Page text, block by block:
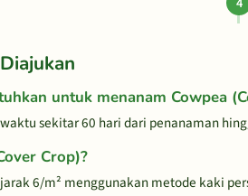
untuk menanam Cowpea
sekitar 60 hari dari penanaman
Crop)?
6/m² menggunakan metode kaki